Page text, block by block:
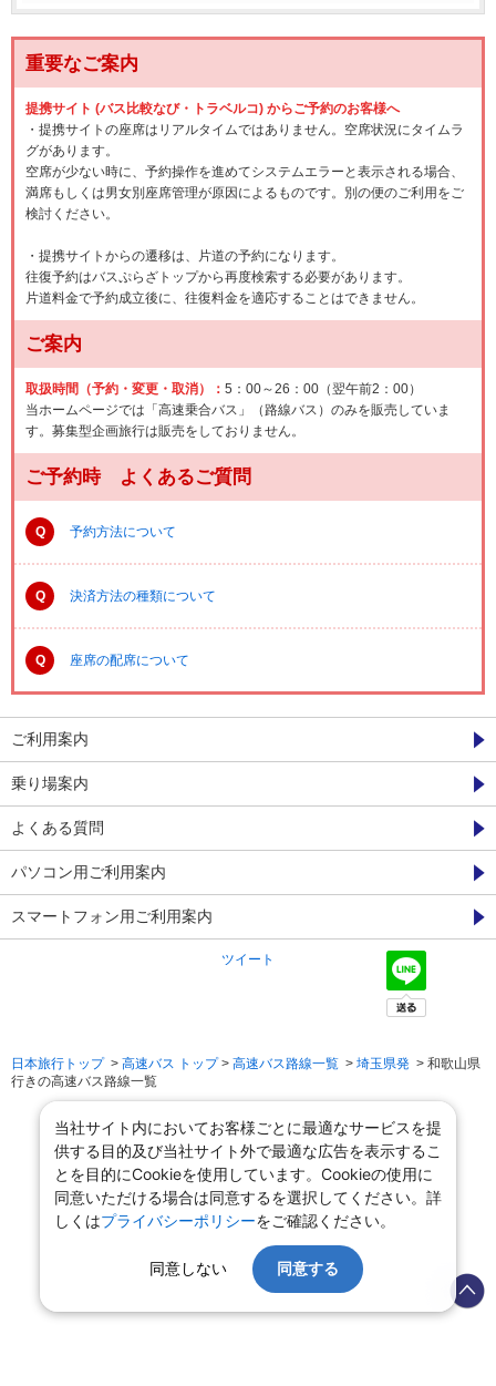
重要なご案内
提携サイト (バス比較なび・トラベルコ) からご予約のお客様へ
・提携サイトの座席はリアルタイムではありません。空席状況にタイムラ
グがあります。
空席が少ない時に、予約操作を進めてシステムエラーと表示される場合、
満席もしくは男女別座席管理が原因によるものです。別の便のご利用をご
検討ください。
・提携サイトからの遷移は、片道の予約になります。
往復予約はバスぷらざトップから再度検索する必要があります。
片道料金で予約成立後に、往復料金を適応することはできません。
ご案内
取扱時間（予約・変更・取消）： 5：00～26：00（翌午前2：00）
当ホームページでは「高速乗合バス」（路線バス）のみを販売していま
す。募集型企画旅行は販売をしておりません。
ご予約時 よくあるご質問
Q 予約方法について
Q 決済方法の種類について
Q 座席の配席について
ご利用案内
乗り場案内
よくある質問
パソコン用ご利用案内
スマートフォン用ご利用案内
ツイート
日本旅行トップ> 高速バス トップ> 高速バス路線一覧 > 埼玉県発 > 和歌山県
行きの高速バス路線一覧
当社サイト内においてお客様ごとに最適なサービスを提
供する目的及び当社サイト外で最適な広告を表示するこ
とを目的にCookieを使用しています。Cookieの使用に
同意いただける場合は同意するを選択してください。詳
しくはプライバシーポリシーをご確認ください。
同意しない 同意する